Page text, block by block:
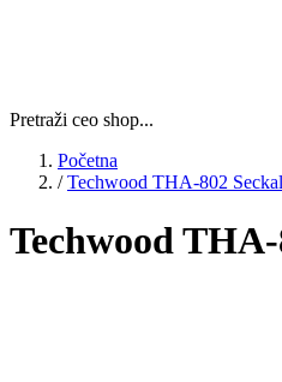
Pretraži ceo shop...
Početna
/ Techwood THA-802
Techwood